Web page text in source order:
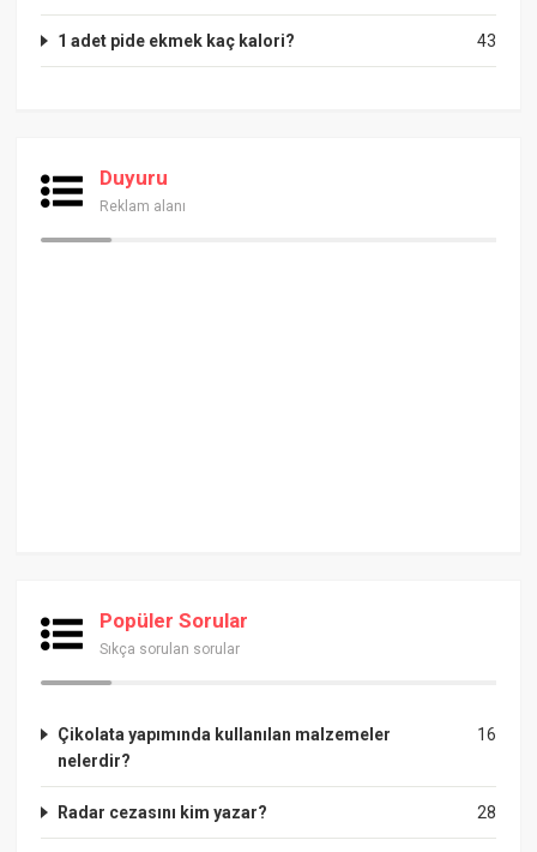
43
1 adet pide ekmek kaç kalori?
Duyuru
Reklam alanı
Popüler Sorular
Sıkça sorulan sorular
16
Çikolata yapımında kullanılan malzemeler
nelerdir?
28
Radar cezasını kim yazar?